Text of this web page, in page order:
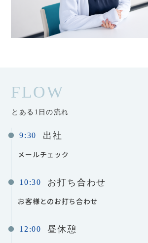
FLOW
とある1日の流れ
9:30
出社
メールチェック
10:30
お打ち合わせ
お客様とのお打ち合わせ
12:00
昼休憩